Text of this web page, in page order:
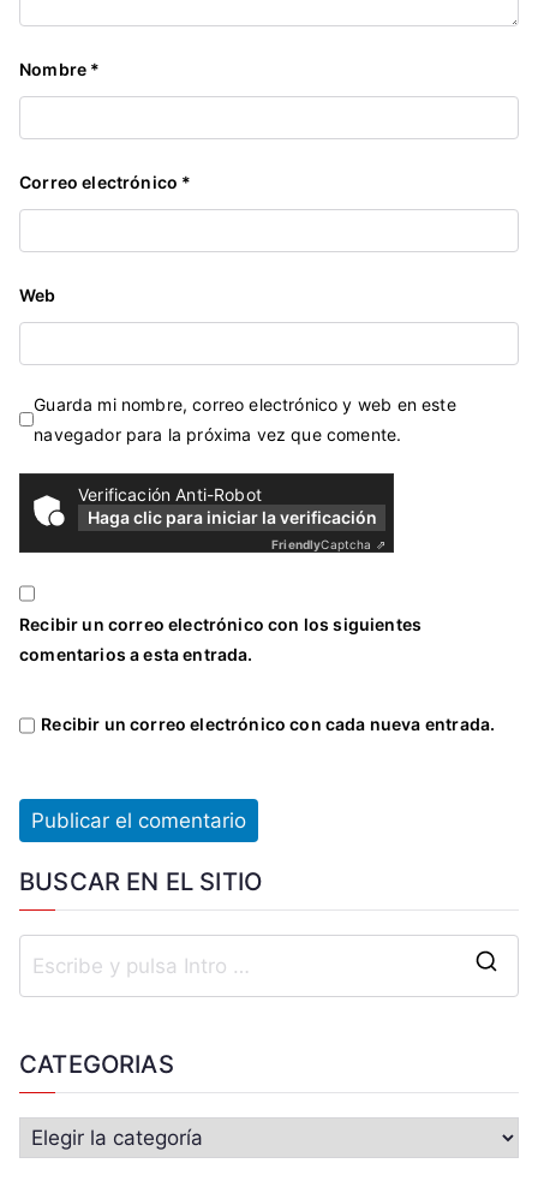
Nombre *
Correo electrónico *
Web
Guarda mi nombre, correo electrónico y web en este
navegador para la próxima vez que comente.
Verificación Anti-Robot
Haga clic para iniciar la verificación
FriendlyCaptcha ⇗
Recibir un correo electrónico con los siguientes
comentarios a esta entrada.
Recibir un correo electrónico con cada nueva entrada.
BUSCAR EN EL SITIO
CATEGORIAS